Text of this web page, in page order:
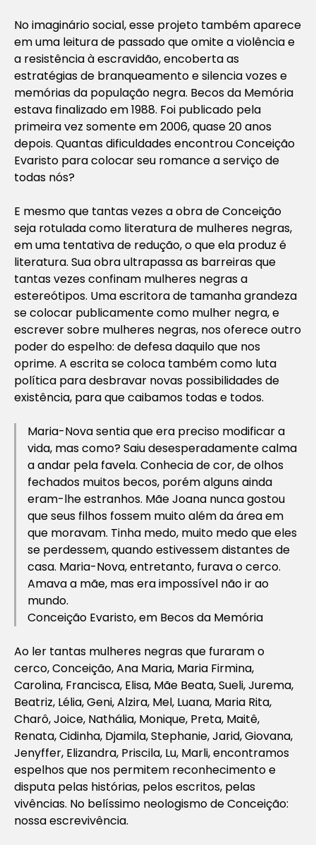
No imaginário social, esse projeto também aparece
em uma leitura de passado que omite a violência e
a resistência à escravidão, encoberta as
estratégias de branqueamento e silencia vozes e
memórias da população negra. Becos da Memória
estava finalizado em 1988. Foi publicado pela
primeira vez somente em 2006, quase 20 anos
depois. Quantas dificuldades encontrou Conceição
Evaristo para colocar seu romance a serviço de
todas nós?
E mesmo que tantas vezes a obra de Conceição
seja rotulada como literatura de mulheres negras,
em uma tentativa de redução, o que ela produz é
literatura. Sua obra ultrapassa as barreiras que
tantas vezes confinam mulheres negras a
estereótipos. Uma escritora de tamanha grandeza
se colocar publicamente como mulher negra, e
escrever sobre mulheres negras, nos oferece outro
poder do espelho: de defesa daquilo que nos
oprime. A escrita se coloca também como luta
política para desbravar novas possibilidades de
existência, para que caibamos todas e todos.
Maria-Nova sentia que era preciso modificar a
vida, mas como? Saiu desesperadamente calma
a andar pela favela. Conhecia de cor, de olhos
fechados muitos becos, porém alguns ainda
eram-lhe estranhos. Mãe Joana nunca gostou
que seus filhos fossem muito além da área em
que moravam. Tinha medo, muito medo que eles
se perdessem, quando estivessem distantes de
casa. Maria-Nova, entretanto, furava o cerco.
Amava a mãe, mas era impossível não ir ao
mundo.
Conceição Evaristo, em Becos da Memória
Ao ler tantas mulheres negras que furaram o
cerco, Conceição, Ana Maria, Maria Firmina,
Carolina, Francisca, Elisa, Mãe Beata, Sueli, Jurema,
Beatriz, Lélia, Geni, Alzira, Mel, Luana, Maria Rita,
Charô, Joice, Nathália, Monique, Preta, Maitê,
Renata, Cidinha, Djamila, Stephanie, Jarid, Giovana,
Jenyffer, Elizandra, Priscila, Lu, Marli, encontramos
espelhos que nos permitem reconhecimento e
disputa pelas histórias, pelos escritos, pelas
vivências. No belíssimo neologismo de Conceição:
nossa escrevivência.